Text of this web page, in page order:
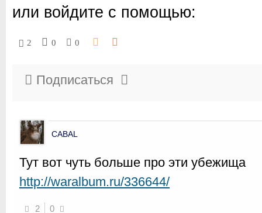
или войдите с помощью:
2 0 0
Подписаться
CABAL
Тут вот чуть больше про эти убежища
http://waralbum.ru/336644/
2 0